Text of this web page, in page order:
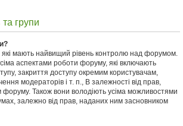
та групи
які мають найвищий рівень контролю над форумом.
аспектами роботи форуму, які включають
закриття доступу окремим користувачам,
модераторів і т. п., В залежності від прав,
форуму. Також вони володіють усіма можливостями
залежно від прав, наданих ним засновником